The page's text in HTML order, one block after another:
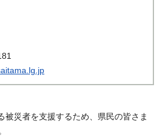
被災者を支援するため、県民の皆さま